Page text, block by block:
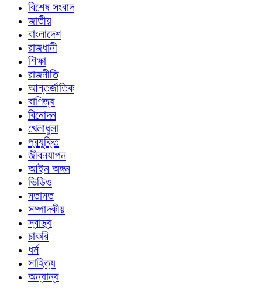
বিশেষ সংবাদ
জাতীয়
বাংলাদেশ
রাজধানী
শিক্ষা
রাজনীতি
আন্তর্জাতিক
বাণিজ্য
বিনোদন
খেলাধুলা
প্রযুক্তি
জীবনযাপন
আইন অঙ্গন
ভিডিও
মতামত
সম্পাদকীয়
স্বাস্থ্য
চাকরি
ধর্ম
সাহিত্য
অন্যান্য